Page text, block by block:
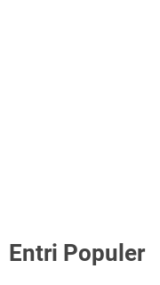
Entri Populer